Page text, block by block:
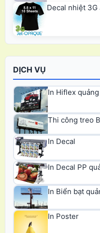
Decal nhiệt
DỊCH VỤ
In Hiflex
Thi công treo
In Decal
In Decal PP
In Biển bạt
In Poster